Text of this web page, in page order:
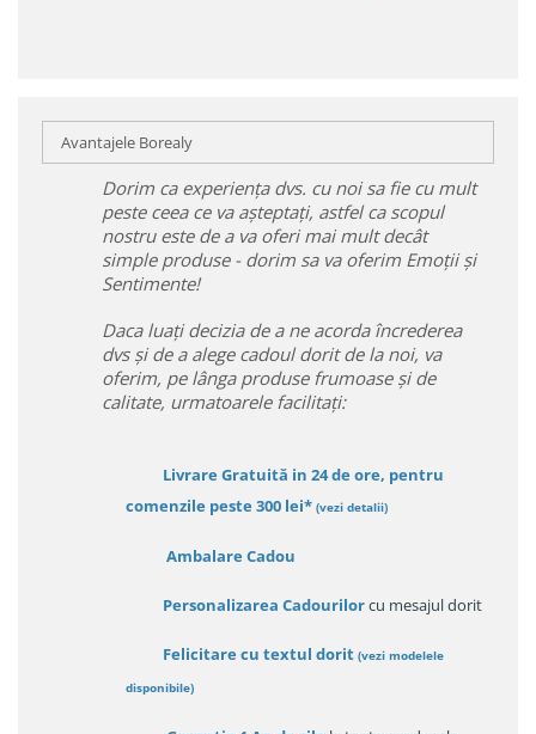
Avantajele Borealy
Dorim ca experiența dvs. cu noi sa fie cu mult
peste ceea ce va așteptați, astfel ca scopul
nostru este de a va oferi mai mult decât
simple produse - dorim sa va oferim Emoții și
Sentimente!
Daca luați decizia de a ne acorda încrederea
dvs și de a alege cadoul dorit de la noi, va
oferim, pe lânga produse frumoase și de
calitate, urmatoarele facilitați:
Livrare Gratuită in 24 de ore, pentru
comenzile peste 300 lei* (vezi detalii)
Ambalare Cadou
Personalizarea Cadourilorcu mesajul dorit
Felicitare cu textul dorit (vezi modelele
disponibile)